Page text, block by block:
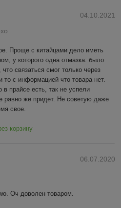
04.10.2021
Проще с китайцами дело иметь
у которого одна отмазка: было
связаться смог только через
то с информацией что товара нет.
в прайсе есть, так не успели
равно же придет. Не советую даже
свое.
корзину
06.07.2020
Оч доволен товаром.